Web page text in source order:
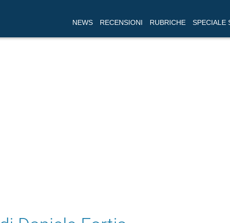
NEWS RECENSIONI RUBRICHE SPECIALE